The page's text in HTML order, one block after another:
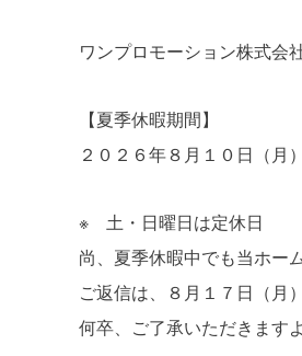
ワンプロモーション株式会
【夏季休暇期間】
２０２６年８月１０日（
※ 土・日曜日は定休日
尚、夏季休暇中でも当ホー
ご返信は、８月１７日（月
何卒、ご了承いただきます